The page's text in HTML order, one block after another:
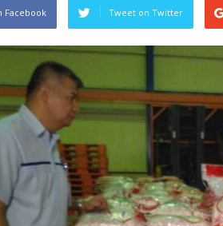
Facebook Tweet on Twitter